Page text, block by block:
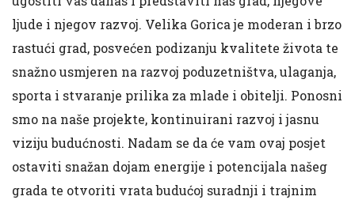
ljude i njegov razvoj. Velika Gorica je moderan i brzo
rastući grad, posvećen podizanju kvalitete života te
snažno usmjeren na razvoj poduzetništva, ulaganja,
sporta i stvaranje prilika za mlade i obitelji. Ponosni
smo na naše projekte, kontinuirani razvoj i jasnu
viziju budućnosti. Nadam se da će vam ovaj posjet
ostaviti snažan dojam energije i potencijala našeg
grada te otvoriti vrata budućoj suradnji i trajnim